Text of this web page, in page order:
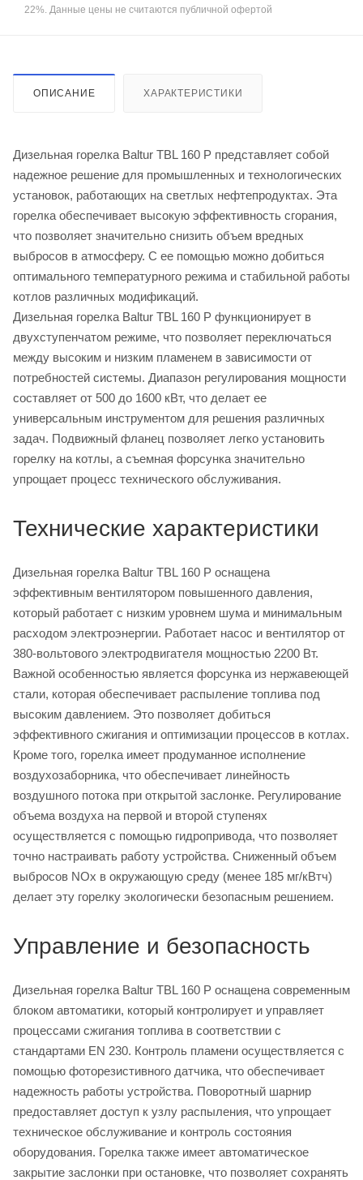
22%. Данные цены не считаются публичной офертой
ОПИСАНИЕ ХАРАКТЕРИСТИКИ
Дизельная горелка Baltur TBL 160 P представляет собой
надежное решение для промышленных и технологических
установок, работающих на светлых нефтепродуктах. Эта
горелка обеспечивает высокую эффективность сгорания,
что позволяет значительно снизить объем вредных
выбросов в атмосферу. С ее помощью можно добиться
оптимального температурного режима и стабильной работы
котлов различных модификаций.
Дизельная горелка Baltur TBL 160 P функционирует в
двухступенчатом режиме, что позволяет переключаться
между высоким и низким пламенем в зависимости от
потребностей системы. Диапазон регулирования мощности
составляет от 500 до 1600 кВт, что делает ее
универсальным инструментом для решения различных
задач. Подвижный фланец позволяет легко установить
горелку на котлы, а съемная форсунка значительно
упрощает процесс технического обслуживания.
Технические характеристики
Дизельная горелка Baltur TBL 160 P оснащена
эффективным вентилятором повышенного давления,
который работает с низким уровнем шума и минимальным
расходом электроэнергии. Работает насос и вентилятор от
380-вольтового электродвигателя мощностью 2200 Вт.
Важной особенностью является форсунка из нержавеющей
стали, которая обеспечивает распыление топлива под
высоким давлением. Это позволяет добиться
эффективного сжигания и оптимизации процессов в котлах.
Кроме того, горелка имеет продуманное исполнение
воздухозаборника, что обеспечивает линейность
воздушного потока при открытой заслонке. Регулирование
объема воздуха на первой и второй ступенях
осуществляется с помощью гидропривода, что позволяет
точно настраивать работу устройства. Сниженный объем
выбросов NOx в окружающую среду (менее 185 мг/кВтч)
делает эту горелку экологически безопасным решением.
Управление и безопасность
Дизельная горелка Baltur TBL 160 P оснащена современным
блоком автоматики, который контролирует и управляет
процессами сжигания топлива в соответствии с
стандартами EN 230. Контроль пламени осуществляется с
помощью фоторезистивного датчика, что обеспечивает
надежность работы устройства. Поворотный шарнир
предоставляет доступ к узлу распыления, что упрощает
техническое обслуживание и контроль состояния
оборудования. Горелка также имеет автоматическое
закрытие заслонки при остановке, что позволяет сохранять